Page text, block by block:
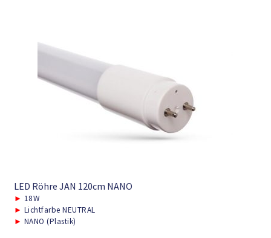
LED Röhre JAN 120cm NANO
► 18W
► Lichtfarbe NEUTRAL
► NANO (Plastik)